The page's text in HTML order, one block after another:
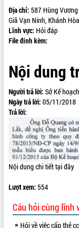
ĐIỂM TIN VĂN BẢN
QUY HOẠCH - KẾ HOẠCH
Địa chỉ: 587 Hùng
Giã Vạn Ninh, Khánh Hòa
Lĩnh vực: Hỏi đáp
File đính kèm:
Nội dung
Người trả lời: Sở Kế
Ngày trả lời: 05/11/2018
Trả lời:
Nội dung chi tiếttại đây
Lượt xem: 554
Câu hỏi cùng lĩnh
Hỏi về việc cấp thẻ